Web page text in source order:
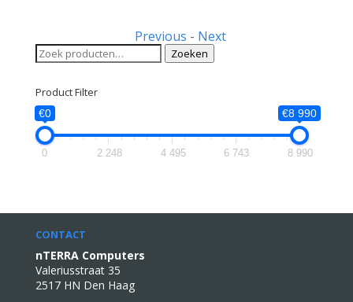
Previous - Next
Zoeken
naar:
Zoeken
Product Filter
€0 €8 990
0 2 248 4 495 6 743 8 990
CONTACT
nTERRA Computers
Valeriusstraat 35
2517 HN Den Haag